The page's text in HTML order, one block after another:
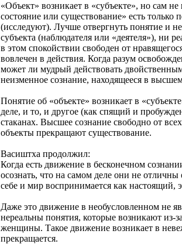
«Объект» возникает в «субъекте», но сам
состояние или существование» есть только
(исследуют). Лучше отвергнуть понятие и
субъекта (наблюдателя или «деятеля»), ни
в этом спокойствии свободен от
вовлечен в действия. Когда разум
может ли мудрый действовать
неизменное сознание, находящееся в
Понятие об «объекте» возникает в
деле, и то, и другое (как спящий и
стаканах. Высшее сознание свободно от
объекты прекращают существование.
Васиштха продолжил:
Когда есть движение в бесконечном
осознать, что на самом деле они не
себе и мир воспринимается как настоящий,
Даже это движение в необусловленном не
нереальны понятия, которые возникают из-
женщины. Такое движение возникает в
прекращается.